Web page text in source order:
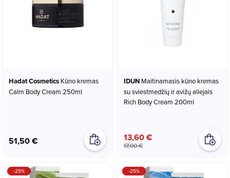
Hadat Cosmetics
Calm Body Cream 250ml
51,50 €
IDUN
su sviestmedžių ir avižų aliejais
Rich Body Cream 200ml
13,60 €
17,00 €
-25% -25%